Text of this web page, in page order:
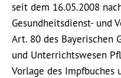
seit dem 16.05.2008
Gesundheitsdienst- und
Art. 80 des Bayerischen
und Unterrichtswesen
Vorlage des Impfbuches